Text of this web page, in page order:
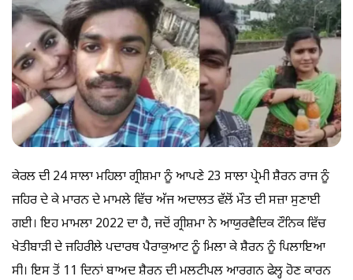
ਕੇਰਲ ਦੀ 24 ਸਾਲਾ ਮਹਿਲਾ ਗ੍ਰੀਸ਼ਮਾ ਨੂੰ ਆਪਣੇ 23 ਸਾਲਾ ਪ੍ਰੇਮੀ ਸ਼ੈਰਨ ਰਾਜ ਨੂੰ
ਜਹਿਰ ਦੇ ਕੇ ਮਾਰਨ ਦੇ ਮਾਮਲੇ ਵਿੱਚ ਅੱਜ ਅਦਾਲਤ ਵੱਲੋਂ ਮੌਤ ਦੀ ਸਜ਼ਾ ਸੁਣਾਈ
ਗਈ। ਇਹ ਮਾਮਲਾ 2022 ਦਾ ਹੈ, ਜਦੋਂ ਗ੍ਰੀਸ਼ਮਾ ਨੇ ਆਯੁਰਵੈਦਿਕ ਟੌਨਿਕ ਵਿੱਚ
ਖੇਤੀਬਾੜੀ ਦੇ ਜਹਿਰੀਲੇ ਪਦਾਰਥ ਪੈਰਾਕੁਆਟ ਨੂੰ ਮਿਲਾ ਕੇ ਸ਼ੈਰਨ ਨੂੰ ਪਿਲਾਇਆ
ਸੀ। ਇਸ ਤੋਂ 11 ਦਿਨਾਂ ਬਾਅਦ ਸ਼ੈਰਨ ਦੀ ਮਲਟੀਪਲ ਆਰਗਨ ਫੇਲ੍ਹ ਹੋਣ ਕਾਰਨ